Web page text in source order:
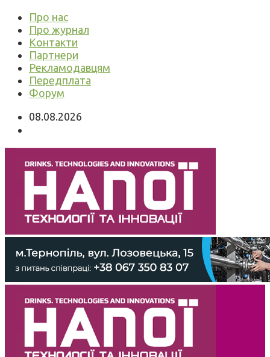
Про нас
Про журнал
Контакти
Партнери
Рекламодавцям
Передплата
Форум
08.08.2026